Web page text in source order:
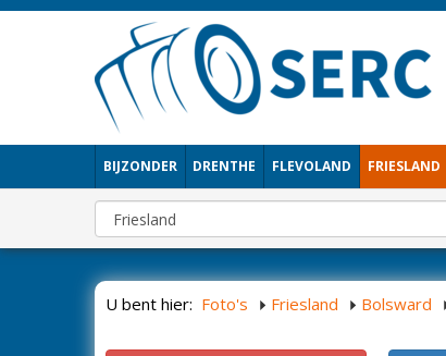
BIJZONDER DRENTHE FLEVOLAND FRIESLAND
U bent hier: Foto's Friesland Bolsward